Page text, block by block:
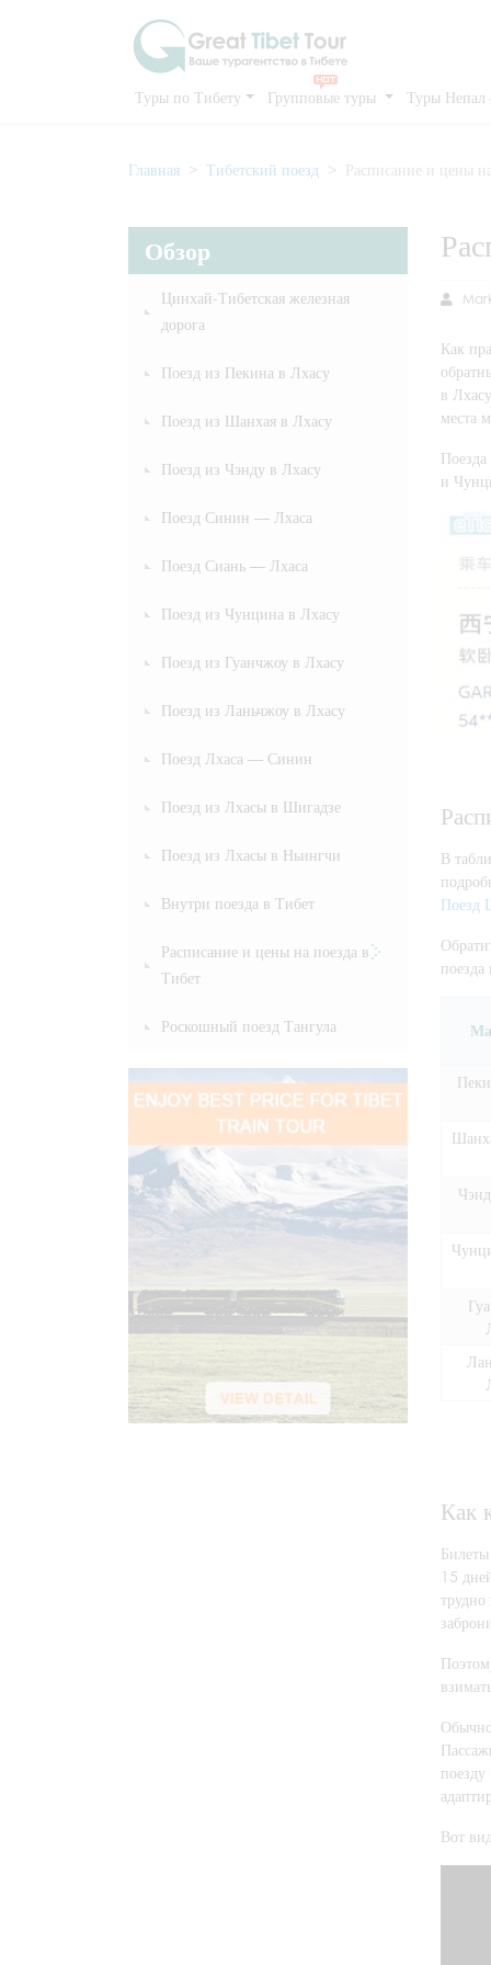
Туры по Тибету Групповые туры Туры
Главная Тибетский поезд Расписание и цены
Обзор
Цинхай-Тибетская железная
дорога
Поезд из Пекина в Лхасу
Поезд из Шанхая в Лхасу
Поезд из Чэнду в Лхасу
Поезд Синин — Лхаса
Поезд Сиань — Лхаса
Поезд из Чунцина в Лхасу
Поезд из Гуанчжоу в Лхасу
Поезд из Ланьчжоу в Лхасу
Поезд Лхаса — Синин
Поезд из Лхасы в Шигадзе
Поезд из Лхасы в Ньингчи
Внутри поезда в Тибет
Расписание и цены на поезда в
Тибет
Роскошный поезд Тангула
Как
в
места
и
В
Поезд
Как
15
трудно
Вот